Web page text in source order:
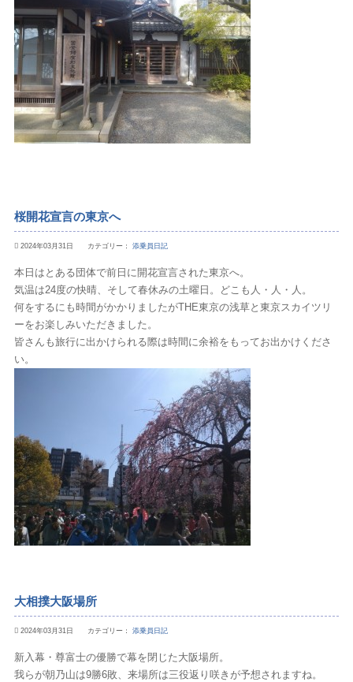
桜開花宣言の東京へ
2024年03月31日 カテゴリー： 添乗員日記
本日はとある団体で前日に開花宣言された東京へ。
気温は24度の快晴、そして春休みの土曜日。どこも人・人・人。
何をするにも時間がかかりましたがTHE東京の浅草と東京スカイツリ
ーをお楽しみいただきました。
皆さんも旅行に出かけられる際は時間に余裕をもってお出かけくださ
い。
大相撲大阪場所
2024年03月31日 カテゴリー： 添乗員日記
新入幕・尊富士の優勝で幕を閉じた大阪場所。
我らが朝乃山は9勝6敗、来場所は三役返り咲きが予想されますね。